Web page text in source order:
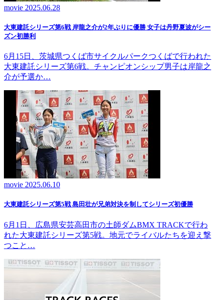
movie 2025.06.28
大東建託シリーズ第6戦 岸龍之介が2年ぶりに優勝 女子は丹野夏波がシー
ズン初勝利
6月15日、茨城県つくば市サイクルパークつくばで行われた
大東建託シリーズ第6戦。チャンピオンシップ男子は岸龍之
介が予選か…
movie 2025.06.10
大東建託シリーズ第5戦 島田壮が兄弟対決を制してシリーズ初優勝
6月1日、広島県安芸高田市の土師ダムBMX TRACKで行わ
れた大東建託シリーズ第5戦。地元でライバルたちを迎え撃
つこと…